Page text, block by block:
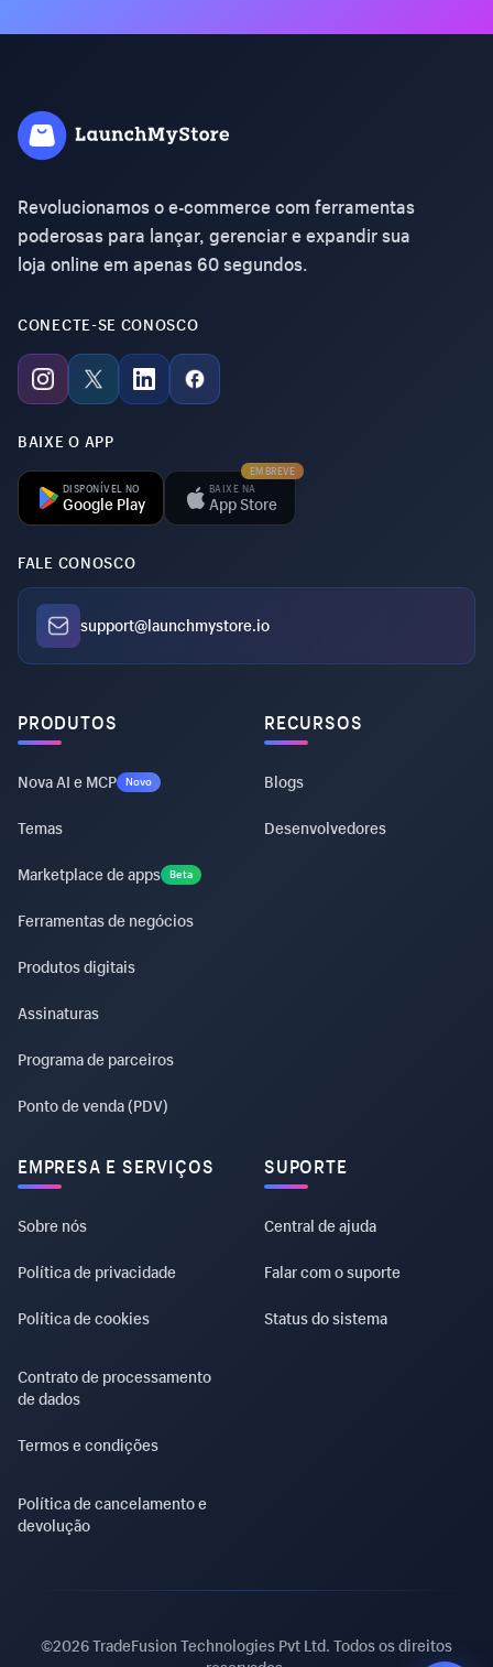
Revolucionamos o e-commerce com ferramentas
poderosas para lançar, gerenciar e expandir sua
loja online em apenas 60 segundos.
CONECTE-SE CONOSCO
BAIXE O APP
DISPONÍVEL NO
Google Play
BAIXE NA
App Store
EM BREVE
FALE CONOSCO
support@launchmystore.io
PRODUTOS
Nova AI e MCP Novo
Temas
Marketplace de apps Beta
Ferramentas de negócios
Produtos digitais
Assinaturas
Programa de parceiros
Ponto de venda (PDV)
RECURSOS
Blogs
Desenvolvedores
EMPRESA E SERVIÇOS
Sobre nós
Política de privacidade
Política de cookies
Contrato de processamento
de dados
Termos e condições
Política de cancelamento e
devolução
SUPORTE
Central de ajuda
Falar com o suporte
Status do sistema
©2026 TradeFusion Technologies Pvt Ltd. Todos os direitos